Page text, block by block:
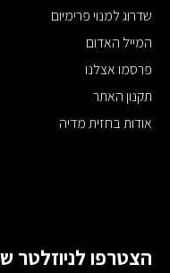
שדרוג למנוי פרימיום
המייל האדום
פרסמו אצלנו
תקנון האתר
אודות בחזית מדיה
הצטרפו לניוזלטר